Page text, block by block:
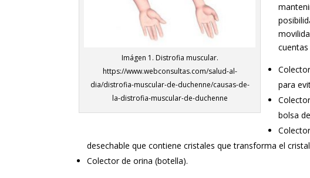
Imágen 1. Distrofia muscular.
https://www.webconsultas.com/salud-al-
dia/distrofia-muscular-de-duchenne/causas-de-
la-distrofia-muscular-de-duchenne
para
bolsa
desechable que contiene cristales que transforma el
Colector de orina (botella).